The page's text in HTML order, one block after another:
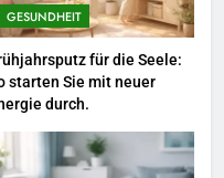
jetzt pflanzen
Guide: Mit diesen
Sie jedes
GESUNDHEIT
für die Seele:
starten Sie mit neuer
durch.